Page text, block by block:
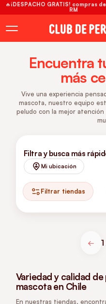
Encuentra
más
Vive una experiencia
mascota, nuestro equipo
peludo con la mejor
Filtra y busca más
Mi ubicación
Filtrar tiendas
←
Variedad y calidad
mascota en Chile
En nuestras tiendas,
🔥¡DESPACHO GRATIS! compras
RM